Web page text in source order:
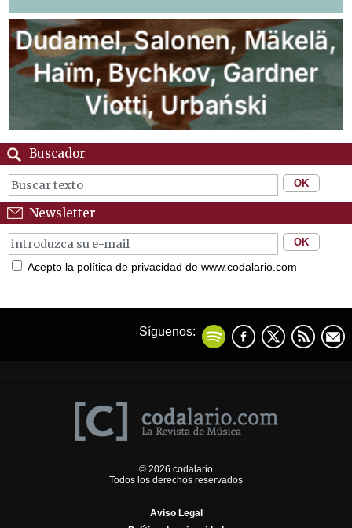
Buscador
Newsletter
Acepto la política de privacidad de www.codalario.com
Síguenos:
© 2026 codalario
Todos los derechos reservados
Aviso Legal